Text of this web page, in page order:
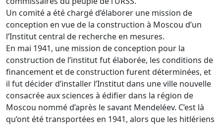
Un comité a été chargé d’élaborer une mission de
conception en vue de la construction à Moscou d’un
l’Institut central de recherche en mesures.
En mai 1941, une mission de conception pour la
construction de l’institut fut élaborée, les conditions de
financement et de construction furent déterminées, et
il fut décider d’installer l’Institut dans une ville nouvelle
consacrée aux sciences à édifier dans la région de
Moscou nommé d’après le savant Mendeléev. C’est là
qu’ont été transportées en 1941, alors que les hitlériens